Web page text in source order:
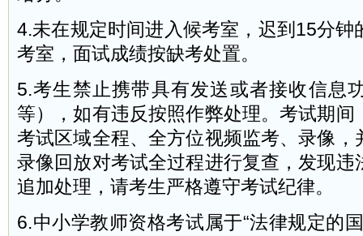
4.未在规定时间进入候考室，迟到15分钟
考室，面试成绩按缺考处置。
5.考生禁止携带具有发送或者接收信息
等），如有违反按照作弊处理。考试期间
考试区域全程、全方位视频监考、录像，
录像回放对考试全过程进行复查，发现违
追加处理，请考生严格遵守考试纪律。
6.中小学教师资格考试属于“法律规定的